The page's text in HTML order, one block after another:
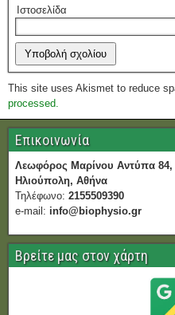
Ιστοσελίδα
This site uses Akismet to reduce
processed.
Επικοινωνία
Λεωφόρος Μαρίνου Αντύπα 84,
Ηλιούπολη, Αθήνα
Τηλέφωνο: 2155509390
e-mail: info@biophysio.gr
Βρείτε μας στον χάρτη